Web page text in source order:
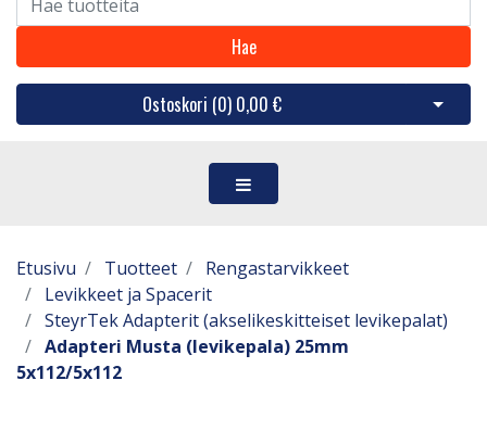
Hae
Ostoskori (0) 0,00 € Avaa
Etusivu Tuotteet
Rengastarvikkeet
Levikkeet ja Spacerit
SteyrTek Adapterit (akselikeskitteiset levikepalat)
Adapteri Musta (levikepala) 25mm
5x112/5x112